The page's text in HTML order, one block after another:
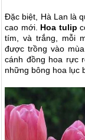
Đặc biệt, Hà Lan là
cao mới. Hoa tulip
tím, và trắng, mỗi
được trồng vào
cánh đồng hoa rực
những bông hoa lục